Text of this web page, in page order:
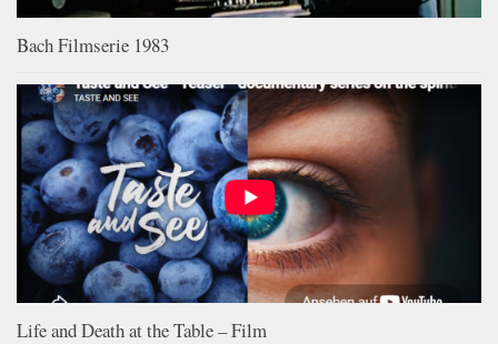
Bach Filmserie 1983
Life and Death at the Table – Film